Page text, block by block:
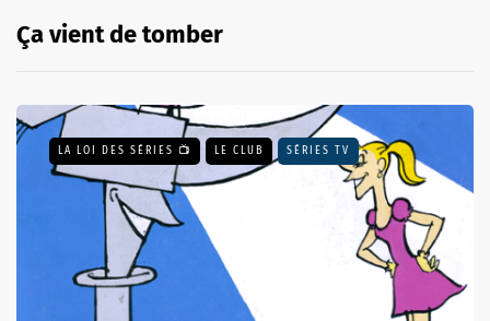
Ça vient de tomber
LA LOI DES SÉRIES 📺 LE CLUB SÉRIES TV